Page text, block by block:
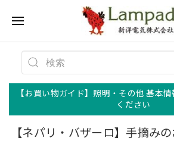
【お買い物ガイド】照明・その他 基
ください
【ネパリ・バザーロ】手摘み